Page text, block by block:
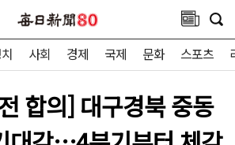
사회 경제 국제 문화 스포츠
합의] 대구경북 중동